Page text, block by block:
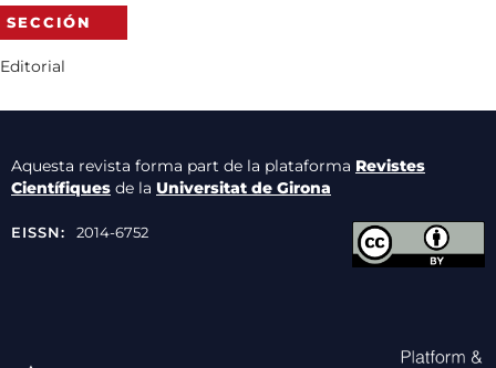
SECCIÓN
Editorial
Aquesta revista forma part de la plataforma Revistes
Científiquesde la Universitat de Girona
EISSN: 2014-6752